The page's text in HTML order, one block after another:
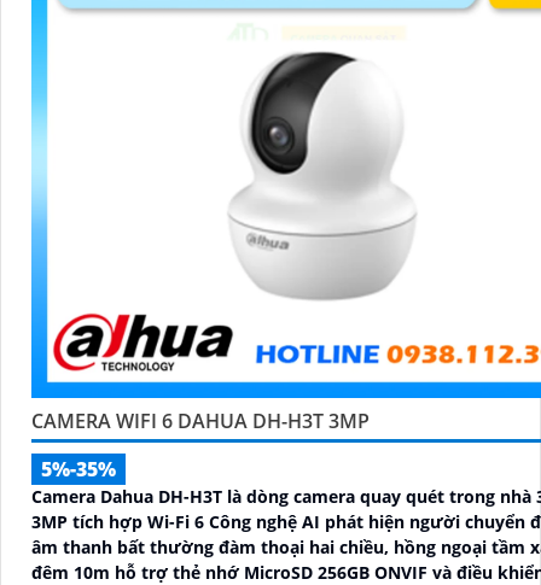
CAMERA WIFI 6 DAHUA DH-H3T 3MP
5%-35%
Camera Dahua DH-H3T là dòng camera quay quét trong nhà
3MP tích hợp Wi-Fi 6 Công nghệ AI phát hiện người chuyển
âm thanh bất thường đàm thoại hai chiều, hồng ngoại tầm
đêm 10m hỗ trợ thẻ nhớ MicroSD 256GB ONVIF và điều